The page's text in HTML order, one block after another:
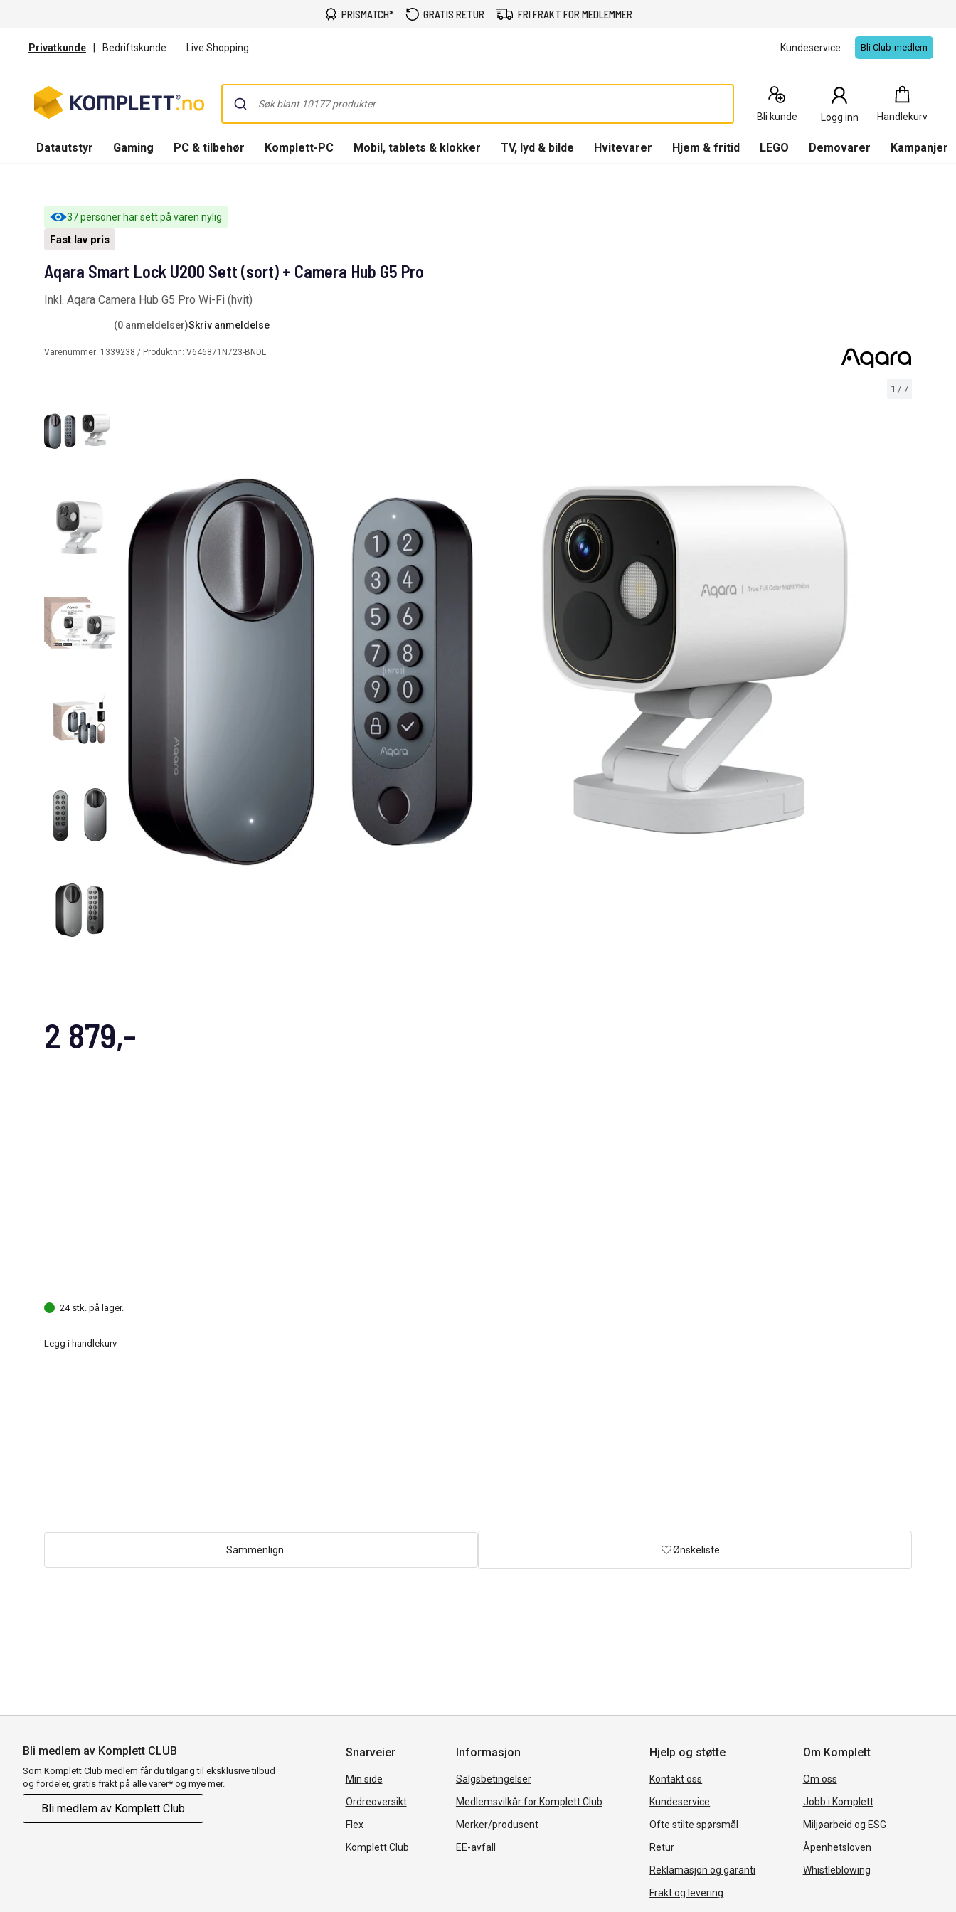
PRISMATCH* GRATIS RETUR FRI FRAKT FOR MEDLEMMER
Privatkunde | Bedriftskunde Live Shopping Kundeservice Bli Club-medlem
Bli kunde Logg inn Handlekurv
Handlekurv
0
Produkter
Datautstyr Gaming PC & tilbehør Komplett-PC Mobil, tablets & klokker TV, lyd & bilde Hvitevarer Hjem & fritid LEGO Demovarer Kampanjer
37 personer har sett på varen nylig
1 / 7
Fast lav pris
Aqara Smart Lock U200 Sett (sort) + Camera Hub G5 Pro
Inkl. Aqara Camera Hub G5 Pro Wi-Fi (hvit)
(0 anmeldelser)Skriv anmeldelse
Varenummer: 1339238 / Produktnr.: V646871N723-BNDL
2 879,-
24 stk. på lager.
Legg i handlekurv
Sammenlign Ønskeliste
Bli medlem av Komplett CLUB
Som Komplett Club medlem får du tilgang til eksklusive tilbud
og fordeler, gratis frakt på alle varer* og mye mer.
Bli medlem av Komplett Club
Snarveier
Min side
Ordreoversikt
Flex
Komplett Club
Informasjon
Salgsbetingelser
Medlemsvilkår for Komplett Club
Merker/produsent
EE-avfall
Hjelp og støtte
Kontakt oss
Kundeservice
Ofte stilte spørsmål
Retur
Reklamasjon og garanti
Frakt og levering
Om Komplett
Om oss
Jobb i Komplett
Miljøarbeid og ESG
Åpenhetsloven
Whistleblowing